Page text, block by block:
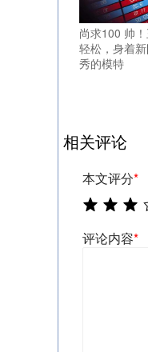
尚求100 帅
轻松，身着
秀的模特
相关评论
本文评分*
评论内容*